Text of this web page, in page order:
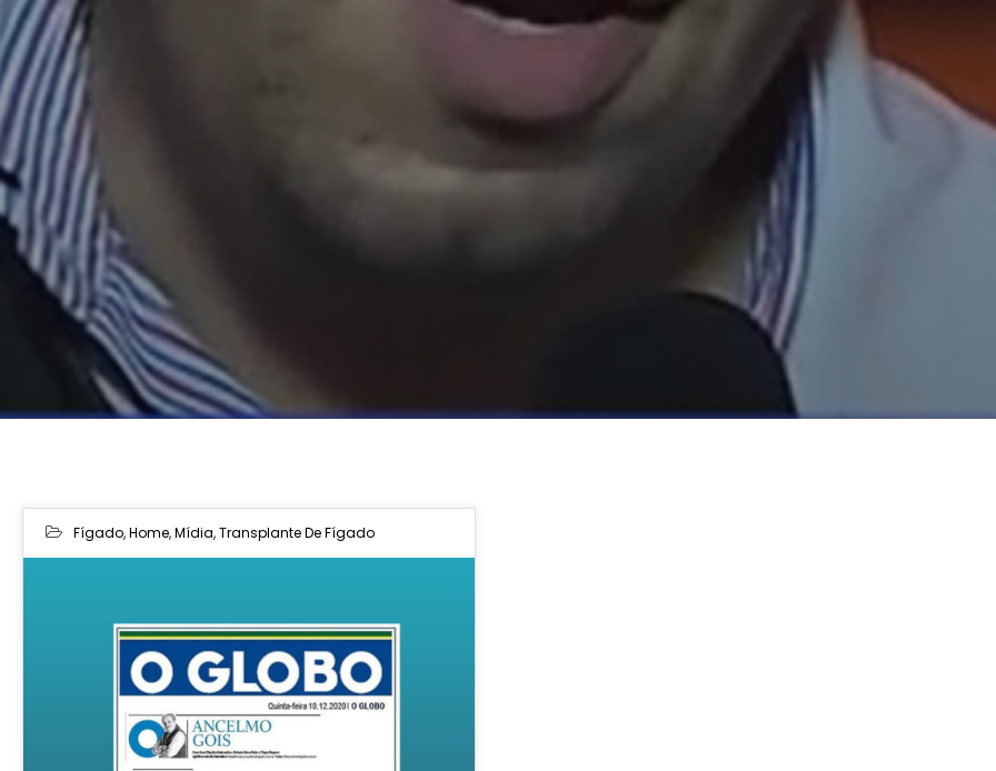
Fígado,Home,Mídia,Transplante De Fígado